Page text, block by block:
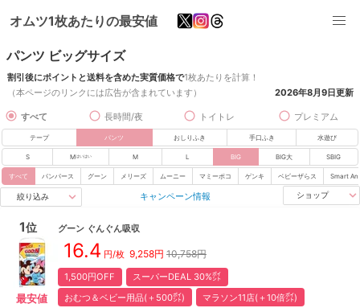
オムツ1枚あたりの最安値
パンツ ビッグサイズ
割引後にポイントと送料を含めた実質価格で1枚あたりを計算！
（本ページのリンクには広告が含まれています）
2026年8月9日更新
すべて 長時間/夜 トイトレ プレミアム
テープ パンツ おしりふき 手口ふき 水遊び
S Mはいはい M L BIG BIG大 SBIG
すべて パンパース グーン メリーズ ムーニー マミーポコ ゲンキ ベビーザらス Smart
絞り込み キャンペーン情報 ショップ
1位
最安値
グーン ぐんぐん吸収
16.4 円/枚 9,258円 10,758円
1,500円OFF
スーパーDEAL 30%㌽
おむつ＆ベビー用品(＋500㌽)
マラソン11店(＋10倍㌽)